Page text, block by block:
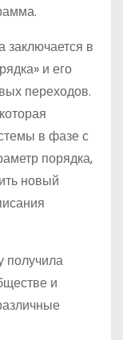
в
и его
переходов.
в фазе с
порядка,
новый
получила
и